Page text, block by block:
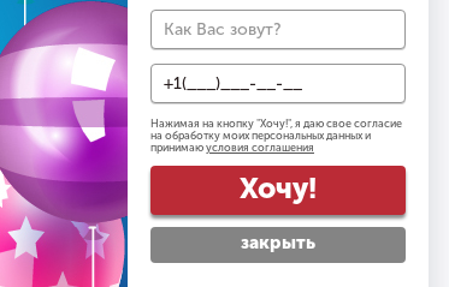
Итого 0
Подписаться на e-mail рассылку
Согласен на обработку персональных данных
Ознакомился с правилами посещения
Нажимая на кнопку "Хочу!", я даю свое согласие
на обработку моих персональных данных и
принимаю условия соглашения
Хочу!
закрыть